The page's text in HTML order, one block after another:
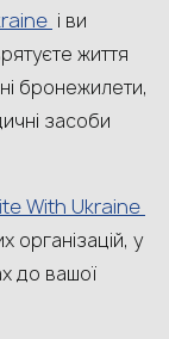
і ви
життя
бронежилети,
засоби
With Ukraine
організацій, у
до вашої